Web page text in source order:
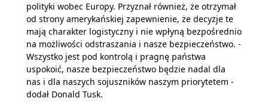
polityki wobec Europy. Przyznał również, że otrzymał
od strony amerykańskiej zapewnienie, że decyzje te
mają charakter logistyczny i nie wpłyną bezpośrednio
na możliwości odstraszania i nasze bezpieczeństwo. -
Wszystko jest pod kontrolą i pragnę państwa
uspokoić, nasze bezpieczeństwo będzie nadal dla
nas i dla naszych sojuszników naszym priorytetem -
dodał Donald Tusk.